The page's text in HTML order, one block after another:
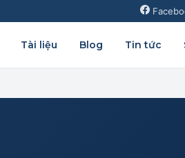
Tài liệu Blog Tin tức